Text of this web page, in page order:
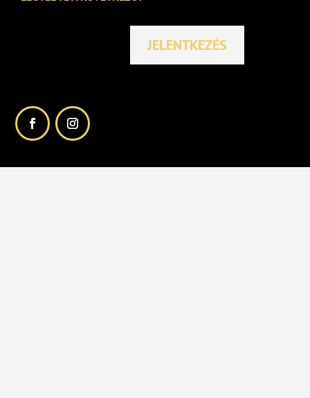
JELENTKEZÉS